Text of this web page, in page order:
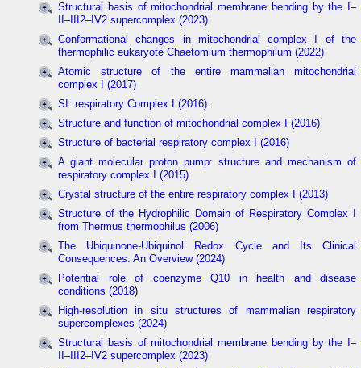
Structural basis of mitochondrial membrane bending by the I–
II–III2–IV2 supercomplex (2023)
Conformational changes in mitochondrial complex I of the
thermophilic eukaryote Chaetomium thermophilum (2022)
Atomic structure of the entire mammalian mitochondrial
complex I (2017)
SI: respiratory Complex I (2016).
Structure and function of mitochondrial complex I (2016)
Structure of bacterial respiratory complex I (2016)
A giant molecular proton pump: structure and mechanism of
respiratory complex I (2015)
Crystal structure of the entire respiratory complex I (2013)
Structure of the Hydrophilic Domain of Respiratory Complex I
from Thermus thermophilus (2006)
The Ubiquinone-Ubiquinol Redox Cycle and Its Clinical
Consequences: An Overview (2024)
Potential role of coenzyme Q10 in health and disease
conditions (2018)
High-resolution in situ structures of mammalian respiratory
supercomplexes (2024)
Structural basis of mitochondrial membrane bending by the I–
II–III2–IV2 supercomplex (2023)